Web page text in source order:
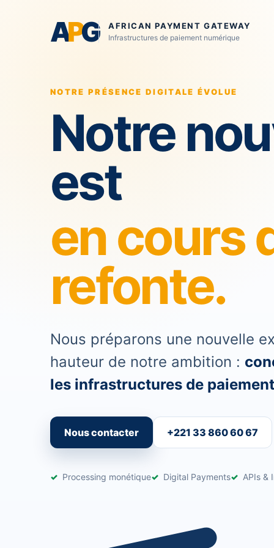
APG AFRICAN PAYMENT GATEWAY
Infrastructures de paiement numérique
NOTRE PRÉSENCE DIGITALE ÉVOLUE
Notre
est
en cours
refonte.
Nous préparons une nouvelle
hauteur de notre ambition :
les infrastructures de
Nous contacter +221 33 860 60 67
Processing monétique Digital Payments APIs &